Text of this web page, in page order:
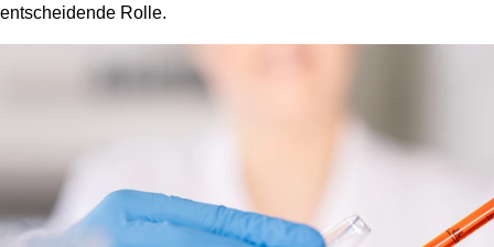
entscheidende Rolle.